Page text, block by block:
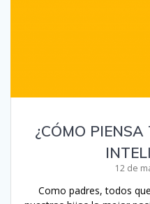
¿CÓMO
12 de
Como padres, todos